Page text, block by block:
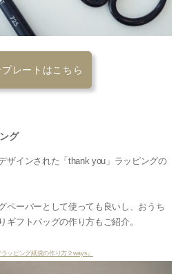
プレートはこちら
グ
ザインされた「thank you」ラッピングの
ペーパーとして使っても良いし、おうち
ギフトバッグの作り方もご紹介。
ッピング紙袋の作り方２ways』